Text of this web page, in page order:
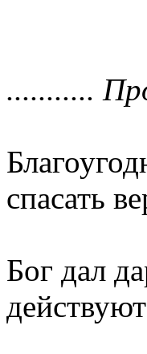
...........
спасать
Бог дал